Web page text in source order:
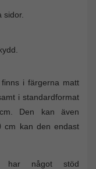
sidor.
i färgerna matt
i standardformat
Den kan även
cm kan den endast
har något stöd